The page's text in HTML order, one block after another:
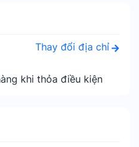
Thay đổi địa chỉ
khi thỏa điều kiện